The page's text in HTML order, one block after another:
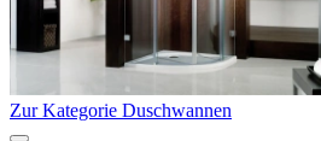
Zur Kategorie Duschwannen